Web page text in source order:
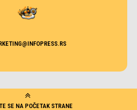
SE NA POČETAK STRANE